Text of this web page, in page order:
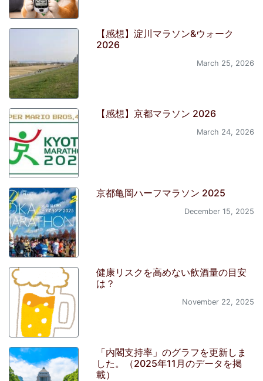
【感想】淀川マラソン&ウォーク
2026
March 25, 2026
【感想】京都マラソン 2026
March 24, 2026
京都亀岡ハーフマラソン 2025
December 15, 2025
健康リスクを高めない飲酒量の目安
は？
November 22, 2025
「内閣支持率」のグラフを更新しま
した。（2025年11月のデータを掲
載）